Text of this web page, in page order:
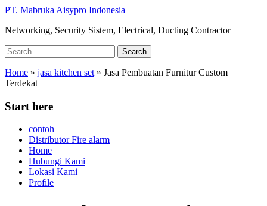
Skip
main
PT. Mabruka Aisypro Indonesia
Networking, Security Sistem, Electrical, Ducting Contractor
Search
for:
Search
Home » jasa kitchen set » Jasa Pembuatan Furnitur Custom
Terdekat
Start here
contoh
Distributor Fire alarm
Home
Hubungi Kami
Lokasi Kami
Profile